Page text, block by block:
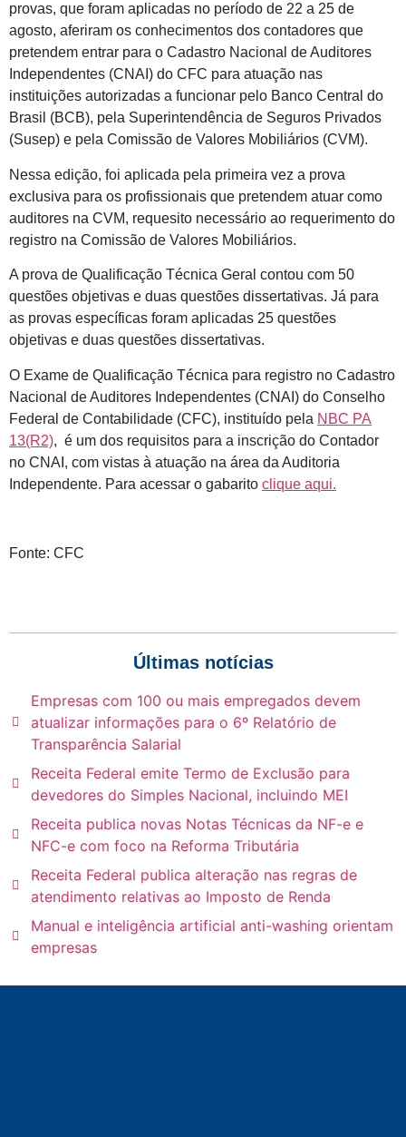
provas, que foram aplicadas no período de 22 a 25 de
agosto, aferiram os conhecimentos dos contadores que
pretendem entrar para o Cadastro Nacional de Auditores
Independentes (CNAI) do CFC para atuação nas
instituições autorizadas a funcionar pelo Banco Central do
Brasil (BCB), pela Superintendência de Seguros Privados
(Susep) e pela Comissão de Valores Mobiliários (CVM).
Nessa edição, foi aplicada pela primeira vez a prova
exclusiva para os profissionais que pretendem atuar como
auditores na CVM, requesito necessário ao requerimento do
registro na Comissão de Valores Mobiliários.
A prova de Qualificação Técnica Geral contou com 50
questões objetivas e duas questões dissertativas. Já para
as provas específicas foram aplicadas 25 questões
objetivas e duas questões dissertativas.
O Exame de Qualificação Técnica para registro no Cadastro
Nacional de Auditores Independentes (CNAI) do Conselho
Federal de Contabilidade (CFC), instituído pela NBC PA
13(R2), é um dos requisitos para a inscrição do Contador
no CNAI, com vistas à atuação na área da Auditoria
Independente. Para acessar o gabarito clique aqui.
Fonte: CFC
Últimas notícias
Empresas com 100 ou mais empregados devem
atualizar informações para o 6º Relatório de
Transparência Salarial
Receita Federal emite Termo de Exclusão para
devedores do Simples Nacional, incluindo MEI
Receita publica novas Notas Técnicas da NF-e e
NFC-e com foco na Reforma Tributária
Receita Federal publica alteração nas regras de
atendimento relativas ao Imposto de Renda
Manual e inteligência artificial anti-washing orientam
empresas